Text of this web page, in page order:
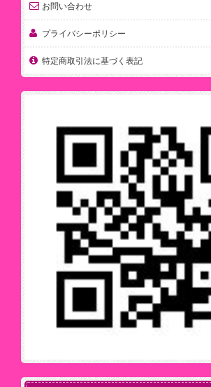
お問い合わせ
プライバシーポリシー
特定商取引法に基づく表記